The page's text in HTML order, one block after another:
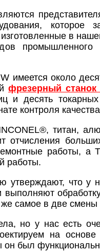
которое
в
имеется около
фрезерный
и десять
контроля
титан,
отчисления
работы, а
работы.
что у
самое в две смены
но у нас есть
на
он был